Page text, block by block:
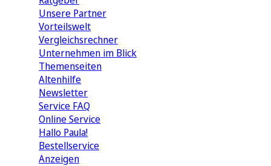
Unsere Partner
Vorteilswelt
Vergleichsrechner
Unternehmen im Blick
Themenseiten
Altenhilfe
Newsletter
Service FAQ
Online Service
Hallo Paula!
Bestellservice
Anzeigen